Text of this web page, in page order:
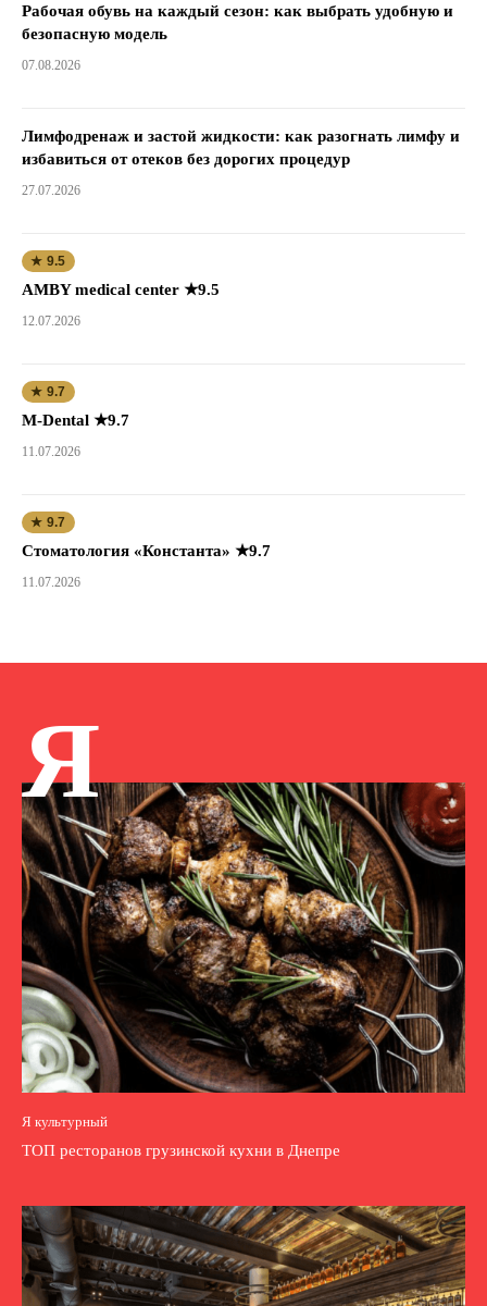
Рабочая обувь на каждый сезон: как выбрать удобную и
безопасную модель
07.08.2026
Лимфодренаж и застой жидкости: как разогнать лимфу и
избавиться от отеков без дорогих процедур
27.07.2026
★ 9.5
AMBY medical center ★9.5
12.07.2026
★ 9.7
M-Dental ★9.7
11.07.2026
★ 9.7
Стоматология «Константа» ★9.7
11.07.2026
Я
Я культурный
ТОП ресторанов грузинской кухни в Днепре